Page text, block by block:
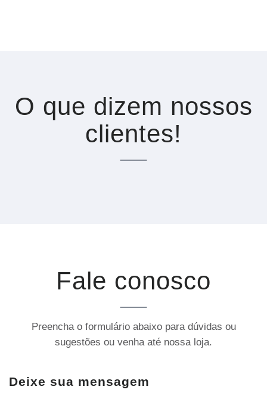
O que dizem nossos
clientes!
Fale conosco
Preencha o formulário abaixo para dúvidas ou
sugestões ou venha até nossa loja.
Deixe sua mensagem